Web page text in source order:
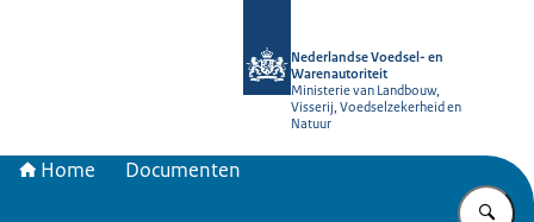
Nederlandse Voedsel- en
Warenautoriteit
Ministerie van Landbouw,
Visserij, Voedselzekerheid en
Natuur
Home Documenten